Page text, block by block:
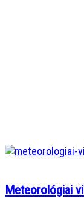
Meteorológiai